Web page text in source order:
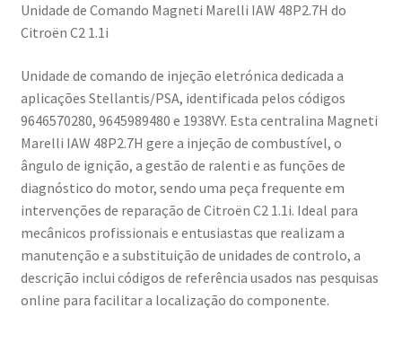
Unidade de Comando Magneti Marelli IAW 48P2.7H do
Citroën C2 1.1i
Unidade de comando de injeção eletrónica dedicada a
aplicações Stellantis/PSA, identificada pelos códigos
9646570280, 9645989480 e 1938VY. Esta centralina Magneti
Marelli IAW 48P2.7H gere a injeção de combustível, o
ângulo de ignição, a gestão de ralenti e as funções de
diagnóstico do motor, sendo uma peça frequente em
intervenções de reparação de Citroën C2 1.1i. Ideal para
mecânicos profissionais e entusiastas que realizam a
manutenção e a substituição de unidades de controlo, a
descrição inclui códigos de referência usados nas pesquisas
online para facilitar a localização do componente.